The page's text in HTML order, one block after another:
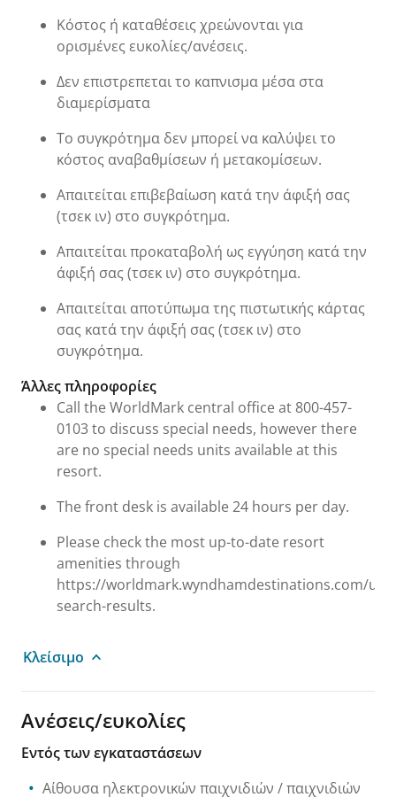
Κόστος ή καταθέσεις χρεώνονται για
ορισμένες ευκολίες/ανέσεις.
Δεν επιστρεπεται το καπνισμα μέσα στα
διαμερίσματα
Το συγκρότημα δεν μπορεί να καλύψει το
κόστος αναβαθμίσεων ή μετακομίσεων.
Απαιτείται επιβεβαίωση κατά την άφιξή σας
(τσεκ ιν) στο συγκρότημα.
Απαιτείται προκαταβολή ως εγγύηση κατά την
άφιξή σας (τσεκ ιν) στο συγκρότημα.
Απαιτείται αποτύπωμα της πιστωτικής κάρτας
σας κατά την άφιξή σας (τσεκ ιν) στο
συγκρότημα.
Άλλες πληροφορίες
Call the WorldMark central office at 800-457-
0103 to discuss special needs, however there
are no special needs units available at this
resort.
The front desk is available 24 hours per day.
Please check the most up-to-date resort
amenities through
https://worldmark.wyndhamdestinations.com/
search-results.
Κλείσιμο
Ανέσεις/ευκολίες
Εντός των εγκαταστάσεων
Αίθουσα ηλεκτρονικών παιχνιδιών / παιχνιδιών